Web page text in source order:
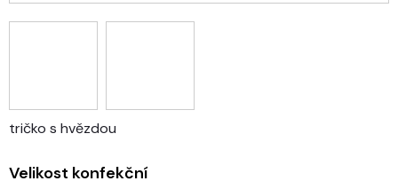
Velikost konfekční
tričko s hvězdou